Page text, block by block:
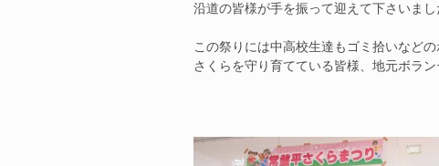
沿道の皆様が手を振って迎えて下さいまし
この祭りには中高校生達もゴミ拾いなど
さくらを守り育てている皆様、地元ボラ